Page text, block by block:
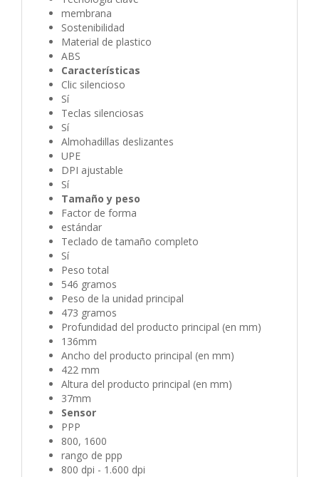
membrana
Sostenibilidad
Material de plastico
ABS
Características
Clic silencioso
Sí
Teclas silenciosas
Sí
Almohadillas deslizantes
UPE
DPI ajustable
Sí
Tamaño y peso
Factor de forma
estándar
Teclado de tamaño completo
Sí
Peso total
546 gramos
Peso de la unidad principal
473 gramos
Profundidad del producto principal (en mm)
136mm
Ancho del producto principal (en mm)
422 mm
Altura del producto principal (en mm)
37mm
Sensor
PPP
800, 1600
rango de ppp
800 dpi - 1.600 dpi